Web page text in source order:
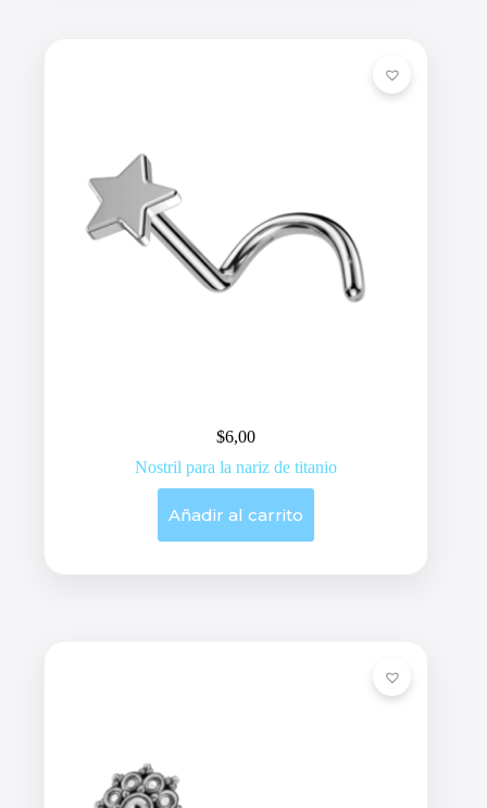
$6,00
Nostril para la nariz de titanio
Añadir al carrito